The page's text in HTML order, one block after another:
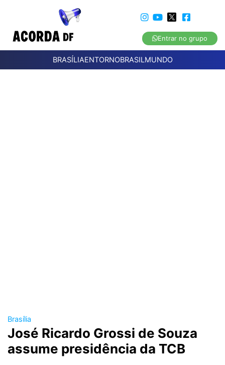
Entrar no grupo
BRASÍLIAENTORNOBRASILMUNDO
Brasília
José Ricardo Grossi de Souza
assume presidência da TCB